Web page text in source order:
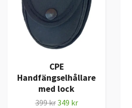
CPE
Handfängselhållare
med lock
399 kr349 kr